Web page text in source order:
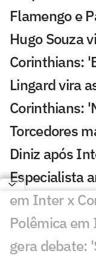
Flamengo e
Hugo Souza
Corinthians:
Lingard vira
Corinthians:
Torcedores
Diniz após
Especialista
em Inter x
Polêmica
gera debate: